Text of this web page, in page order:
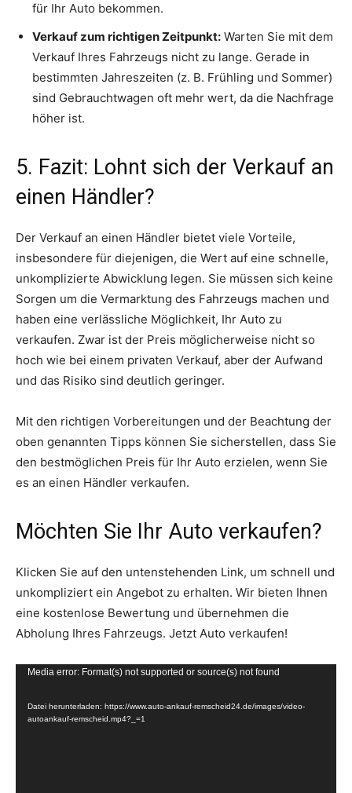
für Ihr Auto bekommen.
Verkauf zum richtigen Zeitpunkt: Warten Sie mit dem
Verkauf Ihres Fahrzeugs nicht zu lange. Gerade in
bestimmten Jahreszeiten (z. B. Frühling und Sommer)
sind Gebrauchtwagen oft mehr wert, da die Nachfrage
höher ist.
5. Fazit: Lohnt sich der Verkauf an
einen Händler?
Der Verkauf an einen Händler bietet viele Vorteile,
insbesondere für diejenigen, die Wert auf eine schnelle,
unkomplizierte Abwicklung legen. Sie müssen sich keine
Sorgen um die Vermarktung des Fahrzeugs machen und
haben eine verlässliche Möglichkeit, Ihr Auto zu
verkaufen. Zwar ist der Preis möglicherweise nicht so
hoch wie bei einem privaten Verkauf, aber der Aufwand
und das Risiko sind deutlich geringer.
Mit den richtigen Vorbereitungen und der Beachtung der
oben genannten Tipps können Sie sicherstellen, dass Sie
den bestmöglichen Preis für Ihr Auto erzielen, wenn Sie
es an einen Händler verkaufen.
Möchten Sie Ihr Auto verkaufen?
Klicken Sie auf den untenstehenden Link, um schnell und
unkompliziert ein Angebot zu erhalten. Wir bieten Ihnen
eine kostenlose Bewertung und übernehmen die
Abholung Ihres Fahrzeugs. Jetzt Auto verkaufen!
Media error: Format(s) not supported or source(s) not found
Datei herunterladen: https://www.auto-ankauf-remscheid24.de/images/video-
autoankauf-remscheid.mp4?_=1